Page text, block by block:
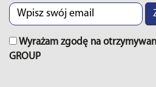
Wyrażam zgodę na
GROUP